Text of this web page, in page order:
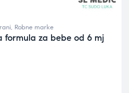
, Robne marke
formula za bebe od 6 mj